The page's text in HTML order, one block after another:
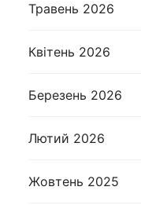
Травень 2026
Квітень 2026
Березень 2026
Лютий 2026
Жовтень 2025